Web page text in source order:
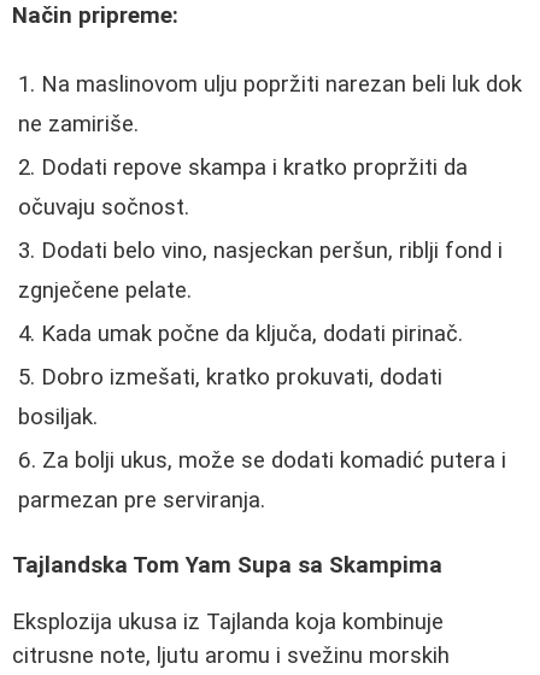
Način pripreme:
Na maslinovom ulju popržiti narezan beli luk dok
ne zamiriše.
Dodati repove skampa i kratko propržiti da
očuvaju sočnost.
Dodati belo vino, nasjeckan peršun, riblji fond i
zgnječene pelate.
Kada umak počne da ključa, dodati pirinač.
Dobro izmešati, kratko prokuvati, dodati
bosiljak.
Za bolji ukus, može se dodati komadić putera i
parmezan pre serviranja.
Tajlandska Tom Yam Supa sa Skampima
Eksplozija ukusa iz Tajlanda koja kombinuje
citrusne note, ljutu aromu i svežinu morskih